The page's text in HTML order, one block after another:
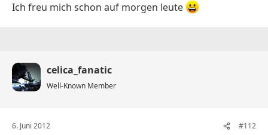
Ich freu mich schon auf morgen leute
celica_fanatic
Well-Known Member
6. Juni 2012 #112